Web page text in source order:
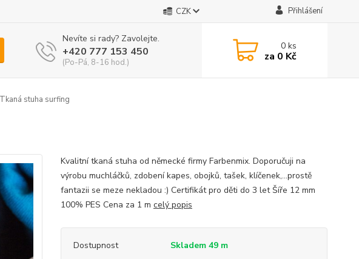
CZK Přihlášení
Nevíte si rady? Zavolejte.
+420 777 153 450
(Po-Pá, 8-16 hod.)
0ks
za 0 Kč
Tkaná stuha surfing
Kvalitní tkaná stuha od německé firmy Farbenmix. Doporučuji na
výrobu muchláčků, zdobení kapes, obojků, tašek, klíčenek,...prostě
fantazii se meze nekladou :) Certifikát pro děti do 3 let Šíře 12 mm
100% PES Cena za 1 m celý popis
Dostupnost Skladem 49 m